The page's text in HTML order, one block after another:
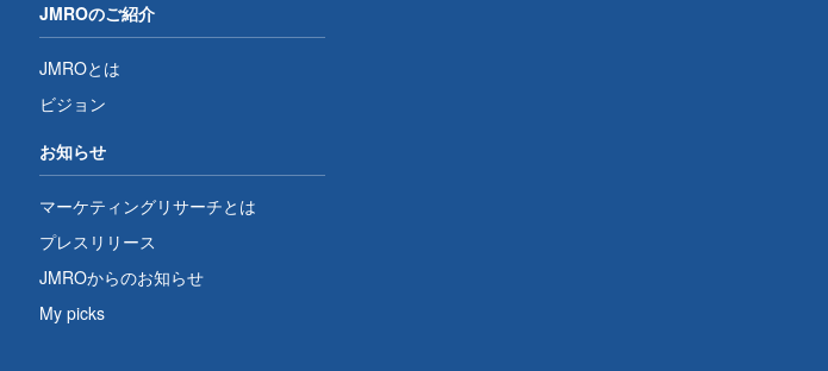
JMROのご紹介
JMROとは
ビジョン
お知らせ
マーケティングリサーチとは
プレスリリース
JMROからのお知らせ
My picks